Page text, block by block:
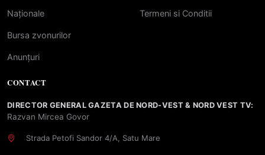
Naționale
Bursa zvonurilor
Anunțuri
Termeni si Conditii
CONTACT
DIRECTOR GENERAL GAZETA DE NORD-VEST & NORD VEST TV:
Razvan Mircea Govor
Strada Petofi Sandor 4/A, Satu Mare